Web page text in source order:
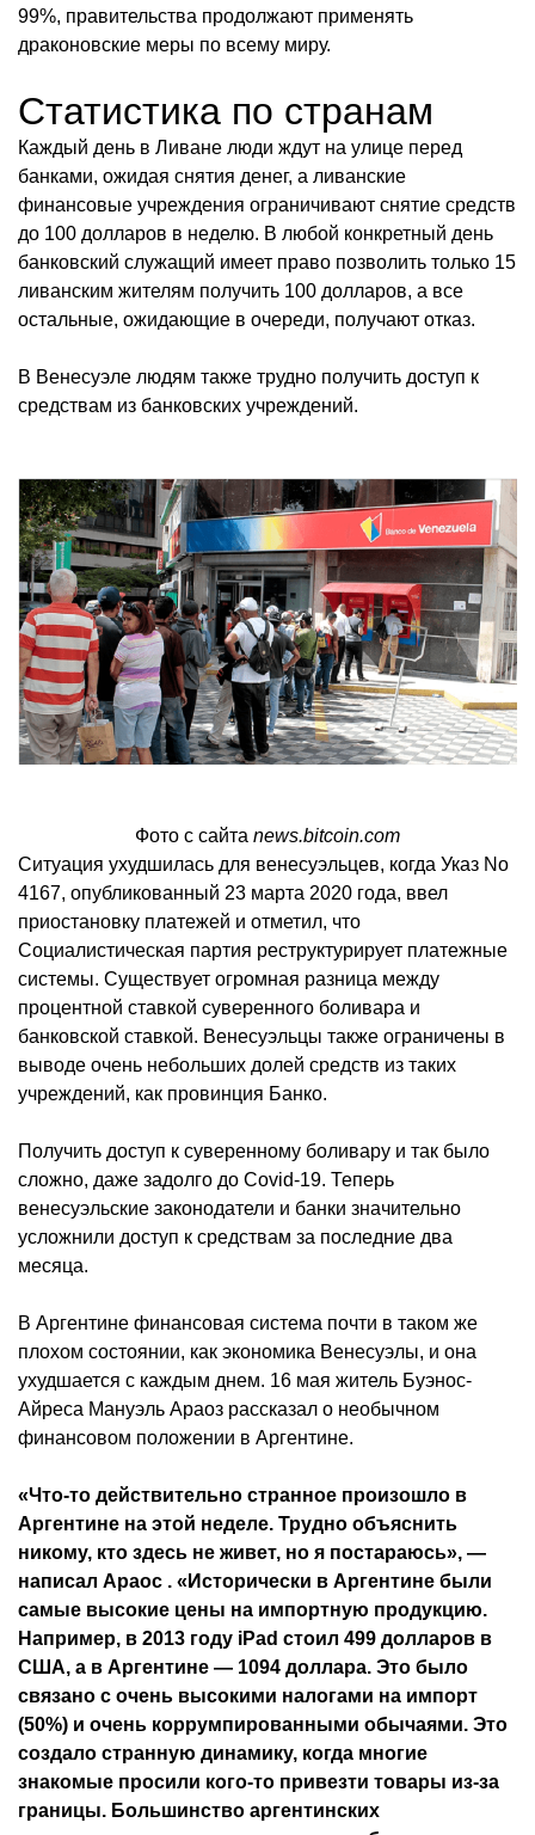
99%, правительства продолжают применять
драконовские меры по всему миру.
Статистика по странам
Каждый день в Ливане люди ждут на улице перед
банками, ожидая снятия денег, а ливанские
финансовые учреждения ограничивают снятие средств
до 100 долларов в неделю. В любой конкретный день
банковский служащий имеет право позволить только 15
ливанским жителям получить 100 долларов, а все
остальные, ожидающие в очереди, получают отказ.
В Венесуэле людям также трудно получить доступ к
средствам из банковских учреждений.
Фото с сайта news.bitcoin.com
Ситуация ухудшилась для венесуэльцев, когда Указ No
4167, опубликованный 23 марта 2020 года, ввел
приостановку платежей и отметил, что
Социалистическая партия реструктурирует платежные
системы. Существует огромная разница между
процентной ставкой суверенного боливара и
банковской ставкой. Венесуэльцы также ограничены в
выводе очень небольших долей средств из таких
учреждений, как провинция Банко.
Получить доступ к суверенному боливару и так было
сложно, даже задолго до Covid-19. Теперь
венесуэльские законодатели и банки значительно
усложнили доступ к средствам за последние два
месяца.
В Аргентине финансовая система почти в таком же
плохом состоянии, как экономика Венесуэлы, и она
ухудшается с каждым днем. 16 мая житель Буэнос-
Айреса Мануэль Араоз рассказал о необычном
финансовом положении в Аргентине.
«Что-то действительно странное произошло в
Аргентине на этой неделе. Трудно объяснить
никому, кто здесь не живет, но я постараюсь», —
написал Араос . «Исторически в Аргентине были
самые высокие цены на импортную продукцию.
Например, в 2013 году iPad стоил 499 долларов в
США, а в Аргентине — 1094 доллара. Это было
связано с очень высокими налогами на импорт
(50%) и очень коррумпированными обычаями. Это
создало странную динамику, когда многие
знакомые просили кого-то привезти товары из-за
границы. Большинство аргентинских